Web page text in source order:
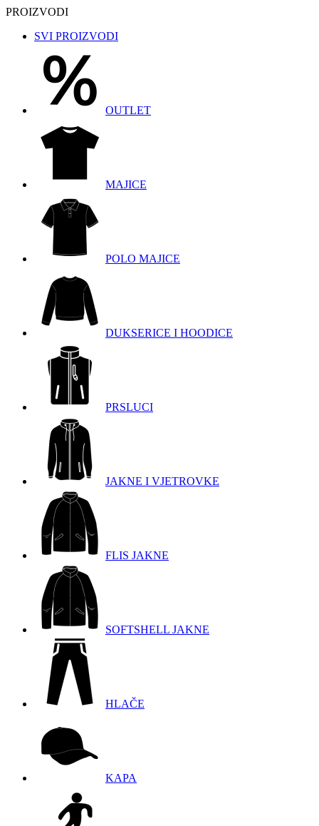
PROIZVODI
SVI PROIZVODI
OUTLET
MAJICE
POLO MAJICE
DUKSERICE I HOODICE
PRSLUCI
JAKNE I VJETROVKE
FLIS JAKNE
SOFTSHELL JAKNE
HLAČE
KAPA